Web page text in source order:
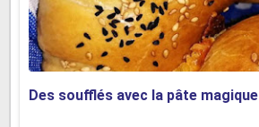
Des soufflés avec la pâte magique